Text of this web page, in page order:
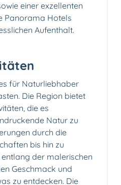
einer exzellenten
Panorama Hotels
Aufenthalt.
für Naturliebhaber
Die Region bietet
die es
Natur zu
durch die
bis hin zu
der malerischen
Geschmack und
zu entdecken. Die